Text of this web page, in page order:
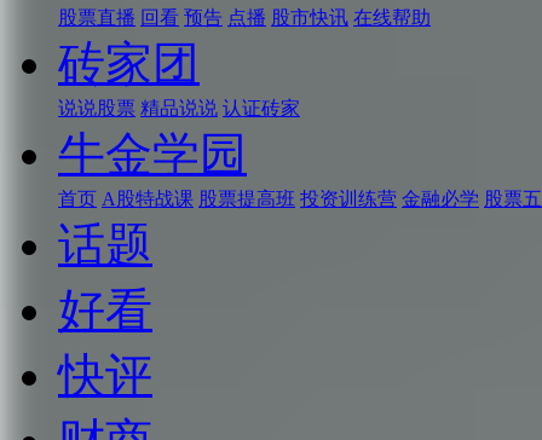
股票直播 回看 预告 点播 股市快讯 在线帮助
砖家团
说说股票 精品说说 认证砖家
牛金学园
首页 A股特战课 股票提高班 投资训练营 金融必学 股票
话题
好看
快评